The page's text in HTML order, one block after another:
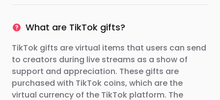
What are TikTok gifts?
TikTok gifts are virtual items that users can send
to creators during live streams as a show of
support and appreciation. These gifts are
purchased with TikTok coins, which are the
virtual currency of the TikTok platform. The